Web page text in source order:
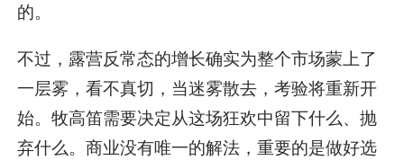
的。
不过，露营反常态的增长确实为整个市场蒙上了
一层雾，看不真切，当迷雾散去，考验将重新开
始。牧高笛需要决定从这场狂欢中留下什么、抛
弃什么。商业没有唯一的解法，重要的是做好选